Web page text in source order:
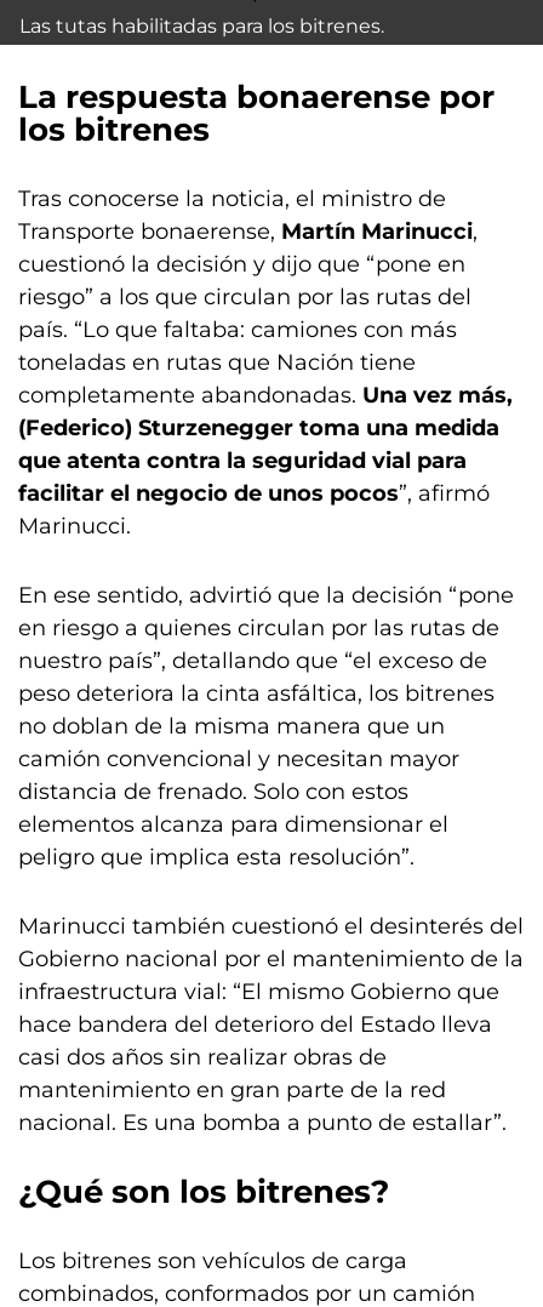
Las tutas habilitadas para los bitrenes.
La respuesta bonaerense por
los bitrenes
Tras conocerse la noticia, el ministro de
Transporte bonaerense, Martín Marinucci,
cuestionó la decisión y dijo que “pone en
riesgo” a los que circulan por las rutas del
país. “Lo que faltaba: camiones con más
toneladas en rutas que Nación tiene
completamente abandonadas. Una vez más,
(Federico) Sturzenegger toma una medida
que atenta contra la seguridad vial para
facilitar el negocio de unos pocos”, afirmó
Marinucci.
En ese sentido, advirtió que la decisión “pone
en riesgo a quienes circulan por las rutas de
nuestro país”, detallando que “el exceso de
peso deteriora la cinta asfáltica, los bitrenes
no doblan de la misma manera que un
camión convencional y necesitan mayor
distancia de frenado. Solo con estos
elementos alcanza para dimensionar el
peligro que implica esta resolución”.
Marinucci también cuestionó el desinterés del
Gobierno nacional por el mantenimiento de la
infraestructura vial: “El mismo Gobierno que
hace bandera del deterioro del Estado lleva
casi dos años sin realizar obras de
mantenimiento en gran parte de la red
nacional. Es una bomba a punto de estallar”.
¿Qué son los bitrenes?
Los bitrenes son vehículos de carga
combinados, conformados por un camión